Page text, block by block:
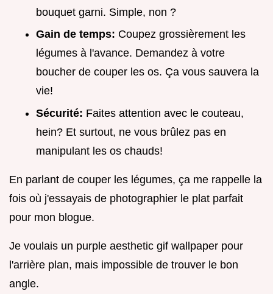
bouquet garni. Simple, non ?
Gain de temps: Coupez grossièrement les
légumes à l'avance. Demandez à votre
boucher de couper les os. Ça vous sauvera la
vie!
Sécurité: Faites attention avec le couteau,
hein? Et surtout, ne vous brûlez pas en
manipulant les os chauds!
En parlant de couper les légumes, ça me rappelle la
fois où j'essayais de photographier le plat parfait
pour mon blogue.
Je voulais un purple aesthetic gif wallpaper pour
l'arrière plan, mais impossible de trouver le bon
angle.